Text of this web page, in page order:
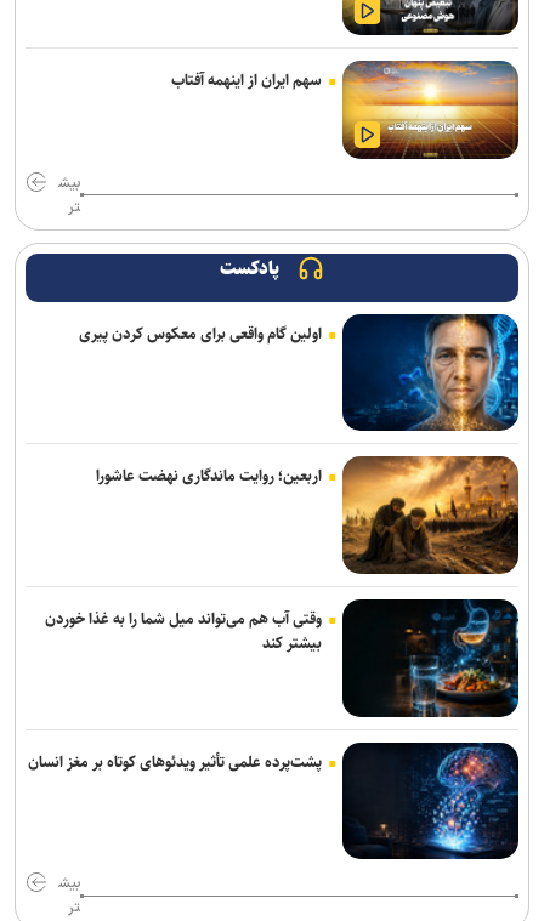
سهم ایران از اینهمه آفتاب
بیش
تر
پادکست
اولین گام واقعی برای معکوس کردن پیری
اربعین؛ روایت ماندگاری نهضت عاشورا
وقتی آب هم می‌تواند میل شما را به غذا خوردن
بیشتر کند
پشت‌پرده علمی تأثیر ویدئو‌های کوتاه بر مغز انسان
بیش
تر